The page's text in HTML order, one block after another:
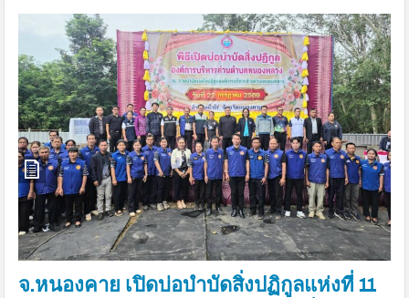
จ.หนองคาย เปิดบ่อบำบัดสิ่งปฏิกูลแห่งที่ 11